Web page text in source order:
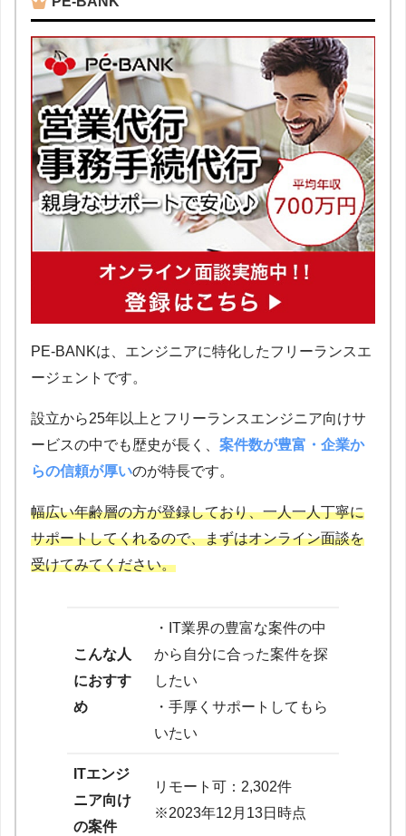
PE-BANKは、エンジニアに特化したフリーランスエ
ージェントです。
設立から25年以上とフリーランスエンジニア向けサ
ービスの中でも歴史が長く、 案件数が豊富・企業か
らの信頼が厚いのが特長です。
幅広い年齢層の方が登録しており、一人一人丁寧に
サポートしてくれるので、まずはオンライン面談を
受けてみてください。
こんな人
におすす
め
・IT業界の豊富な案件の中
から自分に合った案件を探
したい
・手厚くサポートしてもら
いたい
ITエンジ
ニア向け
の案件
リモート可：2,302件
※2023年12月13日時点